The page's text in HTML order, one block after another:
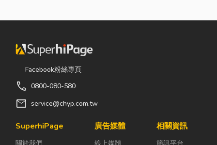
額高達 42.1
螺帽（HS
731816）產
品即占總出口
在面對全球客
戶對扣件精度
日益嚴苛的趨
的融資方式，
能取得資金應
依承作單位不
為證券公司的
候？」、「七
著生活節奏加
Facebook粉絲專頁
call 0800-080-580
mail service@chyp.com.tw
SuperhiPage
關於我們
廣告媒體
線上媒體
相關資訊
簡訊平台